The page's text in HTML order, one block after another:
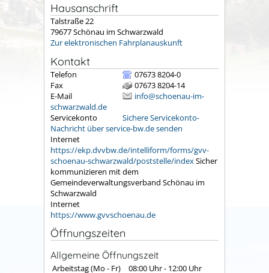
Hausanschrift
Talstraße 22
79677Schönau im Schwarzwald
Zur elektronischen Fahrplanauskunft
Kontakt
Telefon
07673 8204-0
Fax
07673 8204-14
E-Mail
info@schoenau-im-
schwarzwald.de
Servicekonto
Sichere Servicekonto-
Nachricht über service-bw.de senden
Internet
https://ekp.dvvbw.de/intelliform/forms/gvv-
schoenau-schwarzwald/poststelle/indexSicher
kommunizieren mit dem
Gemeindeverwaltungsverband Schönau im
Schwarzwald
Internet
https://www.gvvschoenau.de
Öffnungszeiten
Allgemeine Öffnungszeit
Arbeitstag (Mo - Fr) 08:00 Uhr- 12:00 Uhr